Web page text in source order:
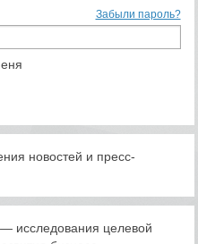
Забыли пароль?
новостей и пресс-
исследования целевой